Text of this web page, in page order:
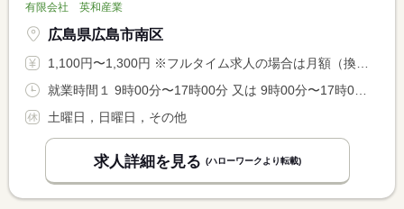
有限会社 英和産業
広島県広島市南区
1,100円〜1,300円 ※フルタイム求人の場合は月額（換算額）、パート求人の場合は時間額を表示しています。
土曜日，日曜日，その他
求人詳細を見る (ハローワークより転載)